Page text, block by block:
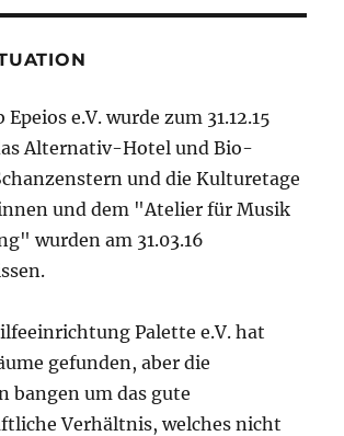
e.V. wurde zum 31.12.15
Alternativ-Hotel und Bio-
und die Kulturetage
und dem "Atelier für Musik
wurden am 31.03.16
Palette e.V. hat
gefunden, aber die
bangen um das gute
Verhältnis, welches nicht